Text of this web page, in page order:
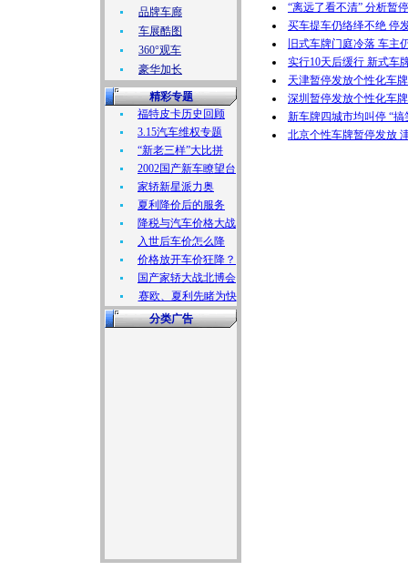
品牌车廊
车展酷图
360°观车
豪华加长
精彩专题
福特皮卡历史回顾
3.15汽车维权专题
“新老三样”大比拼
2002国产新车瞭望台
家轿新星派力奥
夏利降价后的服务
降税与汽车价格大战
入世后车价怎么降
价格放开车价狂降？
国产家轿大战北博会
赛欧、夏利先睹为快
分类广告
“离远了看不清” 分析暂
买车提车仍络绎不绝 停
旧式车牌门庭冷落 车主
实行10天后缓行 新式车
天津暂停发放个性化车
深圳暂停发放个性化车
新车牌四城市均叫停 “搞
北京个性车牌暂停发放